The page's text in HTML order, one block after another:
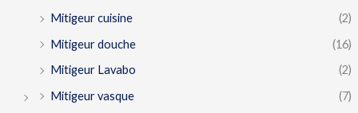
Mitigeur cuisine
(2)
Mitigeur douche
(16)
Mitigeur Lavabo
(2)
Mitigeur vasque
(7)